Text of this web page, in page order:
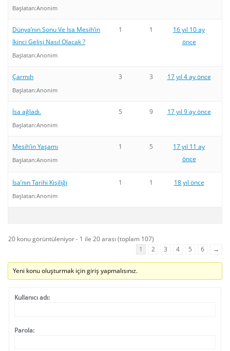
Başlatan:Anonim
Dünya’nın Sonu Ve İsa Mesih’in
İkinci Gelişi Nasıl Olacak ?
Başlatan:Anonim
1 1
16 yıl 10 ay
önce
Çarmıh
Başlatan:Anonim
3 3 17 yıl 4 ay önce
İsa ağladı.
Başlatan:Anonim
5 9 17 yıl 9 ay önce
Mesih’in Yaşamı
Başlatan:Anonim
1 5
17 yıl 11 ay
önce
İsa’nın Tarihi Kişiliği
Başlatan:Anonim
1 1 18 yıl önce
20 konu görüntüleniyor - 1 ile 20 arası (toplam 107)
1
2 3 4 5 6 →
Yeni konu oluşturmak için giriş yapmalısınız.
Kullanıcı adı:
Parola: